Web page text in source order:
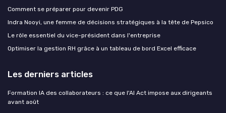
Comment se préparer pour devenir PDG
Indra Nooyi, une femme de décisions stratégiques à la tête de Pepsico
Le rôle essentiel du vice-président dans l'entreprise
Optimiser la gestion RH grâce à un tableau de bord Excel efficace
Les derniers articles
Formation IA des collaborateurs : ce que l'AI Act impose aux dirigeants
avant août